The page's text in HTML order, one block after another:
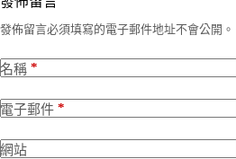
發佈留言必須填寫的電子郵件地址不會公開。
名稱 *
電子郵件 *
網站